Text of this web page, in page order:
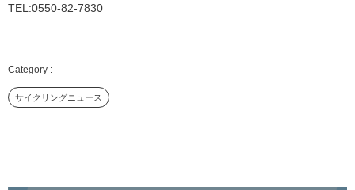
TEL:0550‐82‐7830
サイクリングニュース